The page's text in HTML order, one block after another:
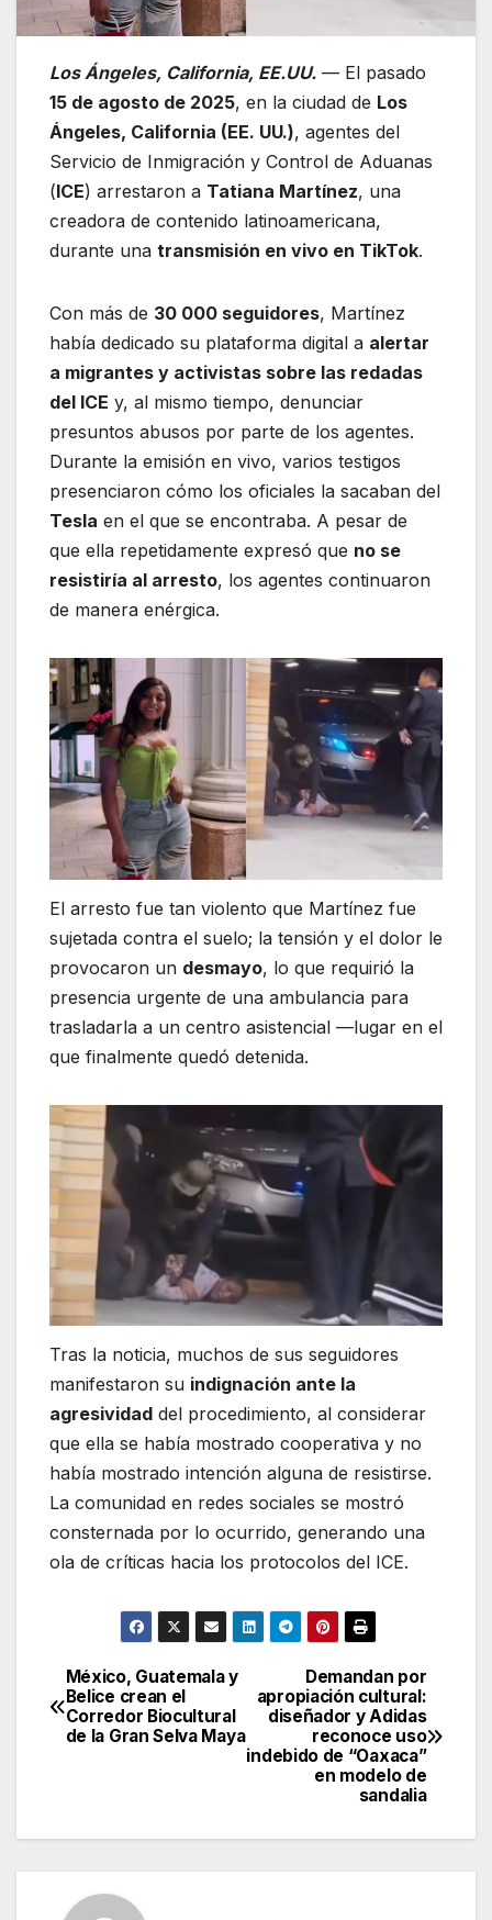
Los Ángeles, California, EE.UU. — El pasado
15 de agosto de 2025, en la ciudad de Los
Ángeles, California (EE. UU.), agentes del
Servicio de Inmigración y Control de Aduanas
(ICE) arrestaron a Tatiana Martínez, una
creadora de contenido latinoamericana,
durante una transmisión en vivo en TikTok.
Con más de 30 000 seguidores, Martínez
había dedicado su plataforma digital a alertar
a migrantes y activistas sobre las redadas
del ICE y, al mismo tiempo, denunciar
presuntos abusos por parte de los agentes.
Durante la emisión en vivo, varios testigos
presenciaron cómo los oficiales la sacaban del
Tesla en el que se encontraba. A pesar de
que ella repetidamente expresó que no se
resistiría al arresto, los agentes continuaron
de manera enérgica.
El arresto fue tan violento que Martínez fue
sujetada contra el suelo; la tensión y el dolor le
provocaron un desmayo, lo que requirió la
presencia urgente de una ambulancia para
trasladarla a un centro asistencial —lugar en el
que finalmente quedó detenida.
Tras la noticia, muchos de sus seguidores
manifestaron su indignación ante la
agresividad del procedimiento, al considerar
que ella se había mostrado cooperativa y no
había mostrado intención alguna de resistirse.
La comunidad en redes sociales se mostró
consternada por lo ocurrido, generando una
ola de críticas hacia los protocolos del ICE.
Navegación
de
Demandan por
apropiación cultural:
diseñador y Adidas
reconoce uso
indebido de “Oaxaca”
en modelo de
sandalia
México, Guatemala y
Belice crean el
Corredor Biocultural
de la Gran Selva Maya